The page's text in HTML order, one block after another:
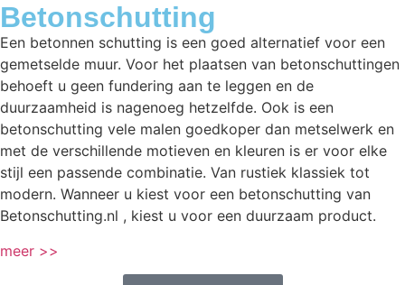
Betonschutting
Een betonnen schutting is een goed alternatief voor een
gemetselde muur. Voor het plaatsen van betonschuttingen
behoeft u geen fundering aan te leggen en de
duurzaamheid is nagenoeg hetzelfde. Ook is een
betonschutting vele malen goedkoper dan metselwerk en
met de verschillende motieven en kleuren is er voor elke
stijl een passende combinatie. Van rustiek klassiek tot
modern. Wanneer u kiest voor een betonschutting van
Betonschutting.nl , kiest u voor een duurzaam product.
meer >>